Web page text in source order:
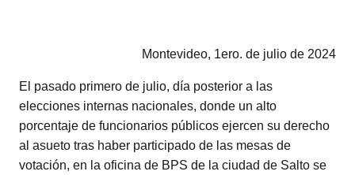
Montevideo, 1ero. de julio de 2024
El pasado primero de julio, día posterior a las
elecciones internas nacionales, donde un alto
porcentaje de funcionarios públicos ejercen su derecho
al asueto tras haber participado de las mesas de
votación, en la oficina de BPS de la ciudad de Salto se